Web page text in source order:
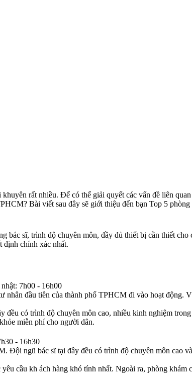
rất nhiều. Để có thể giải quyết các vấn đề liên
Bài viết sau đây sẽ giới thiệu đến bạn Top 5
sĩ, trình độ chuyên môn, đầy đủ thiết bị cần thiết
định chính xác nhất.
7h00 - 16h00
đầu tiên của thành phố TPHCM đi vào hoạt động.
đều có trình độ chuyên môn cao, nhiều kinh nghiệm
miễn phí cho người dân.
- 16h30
ngũ bác sĩ tại đây đều có trình độ chuyên môn cao
cầu kh ách hàng khó tính nhất. Ngoài ra, phòng